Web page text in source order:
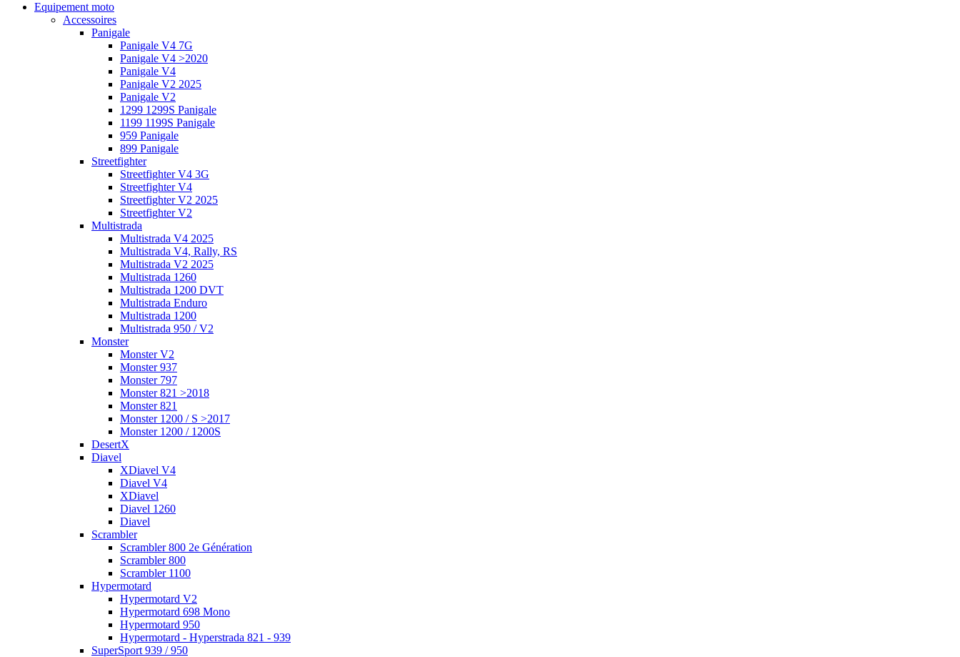
Equipement moto
Accessoires
Panigale
Panigale V4 7G
Panigale V4 >2020
Panigale V4
Panigale V2 2025
Panigale V2
1299 1299S Panigale
1199 1199S Panigale
959 Panigale
899 Panigale
Streetfighter
Streetfighter V4 3G
Streetfighter V4
Streetfighter V2 2025
Streetfighter V2
Multistrada
Multistrada V4 2025
Multistrada V4, Rally, RS
Multistrada V2 2025
Multistrada 1260
Multistrada 1200 DVT
Multistrada Enduro
Multistrada 1200
Multistrada 950 / V2
Monster
Monster V2
Monster 937
Monster 797
Monster 821 >2018
Monster 821
Monster 1200 / S >2017
Monster 1200 / 1200S
DesertX
Diavel
XDiavel V4
Diavel V4
XDiavel
Diavel 1260
Diavel
Scrambler
Scrambler 800 2e Génération
Scrambler 800
Scrambler 1100
Hypermotard
Hypermotard V2
Hypermotard 698 Mono
Hypermotard 950
Hypermotard - Hyperstrada 821 - 939
SuperSport 939 / 950